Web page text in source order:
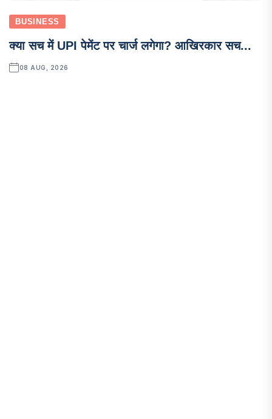
BUSINESS
क्या सच में UPI पेमेंट पर चार्ज लगेगा? आखिरकार सच...
08 AUG, 2026